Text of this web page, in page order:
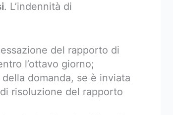
. L’indennità di
del rapporto di
l’ottavo giorno;
domanda, se è inviata
risoluzione del rapporto